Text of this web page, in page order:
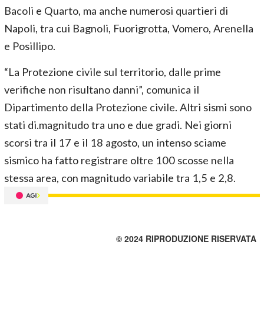
Bacoli e Quarto, ma anche numerosi quartieri di
Napoli, tra cui Bagnoli, Fuorigrotta, Vomero, Arenella
e Posillipo.
“La Protezione civile sul territorio, dalle prime
verifiche non risultano danni”, comunica il
Dipartimento della Protezione civile. Altri sismi sono
stati di.magnitudo tra uno e due gradi. Nei giorni
scorsi tra il 17 e il 18 agosto, un intenso sciame
sismico ha fatto registrare oltre 100 scosse nella
stessa area, con magnitudo variabile tra 1,5 e 2,8.
© 2024 RIPRODUZIONE RISERVATA